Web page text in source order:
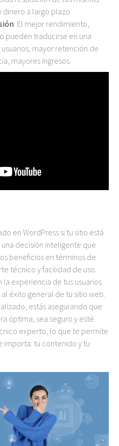
a largo plazo.
: El mejor rendimiento,
pueden traducirse en una
mayor retención de
mayores ingresos.
en WordPress si tu sitio está
decisión inteligente que
beneficios en términos de
técnico y facilidad de uso.
la experiencia de tus usuarios
éxito general de tu sitio web.
estás asegurando que
óptima, sea seguro y esté
experto, lo que te permite
tu contenido y tu